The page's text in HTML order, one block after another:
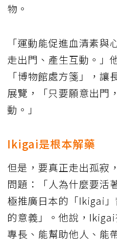
物。
「運動能促進血清素與
走出門、產生互動。」
「博物館處方箋」，讓
展覽，「只要願意出門
動。」
Ikigai是根本解藥
但是，要真正走出孤寂
問題：「人為什麼要活
極推廣日本的「Ikigai
的意義」。他說，Ikigai
專長、能幫助他人、能